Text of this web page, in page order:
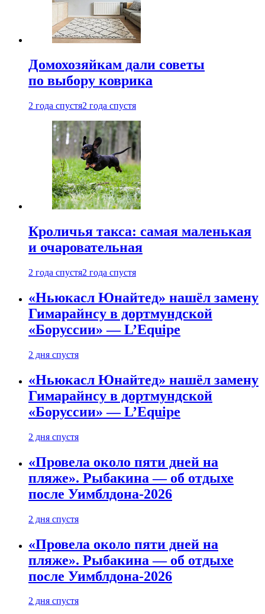
Домохозяйкам дали советы
по выбору коврика
2 года спустя2 года спустя
Кроличья такса: самая маленькая
и очаровательная
2 года спустя2 года спустя
«Ньюкасл Юнайтед» нашёл замену
Гимарайнсу в дортмундской
«Боруссии» — L’Equipe
2 дня спустя
«Ньюкасл Юнайтед» нашёл замену
Гимарайнсу в дортмундской
«Боруссии» — L’Equipe
2 дня спустя
«Провела около пяти дней на
пляже». Рыбакина — об отдыхе
после Уимблдона-2026
2 дня спустя
«Провела около пяти дней на
пляже». Рыбакина — об отдыхе
после Уимблдона-2026
2 дня спустя